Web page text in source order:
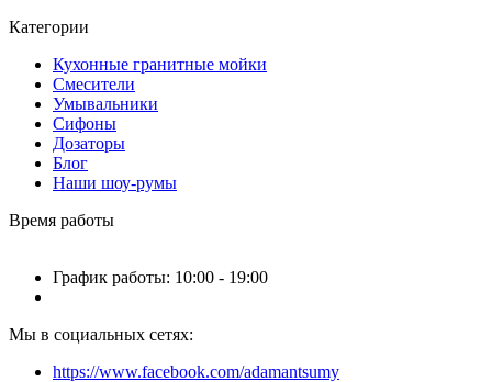
Категории
Кухонные гранитные мойки
Смесители
Умывальники
Сифоны
Дозаторы
Блог
Наши шоу-румы
Время работы
График работы: 10:00 - 19:00
Мы в социальных сетях:
https://www.facebook.com/adamantsumy